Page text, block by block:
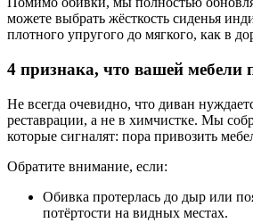
можете выбрать жёсткость сиденья
плотного упругого до мягкого, как в
4 признака, что вашей мебели
Не всегда очевидно, что диван
реставрации, а не в химчистке. Мы
которые сигналят: пора привозить
Обратите внимание, если:
Обивка протерлась до дыр или
потёртости на видных местах.